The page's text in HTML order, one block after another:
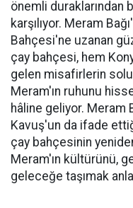
önemli duraklarından
karşılıyor. Meram
Bahçesi'ne uzanan
çay bahçesi, hem
gelen misafirlerin
Meram'ın ruhunu
hâline geliyor. Meram
Kavuş'un da ifade
çay bahçesinin
Meram'ın kültürünü,
geleceğe taşımak